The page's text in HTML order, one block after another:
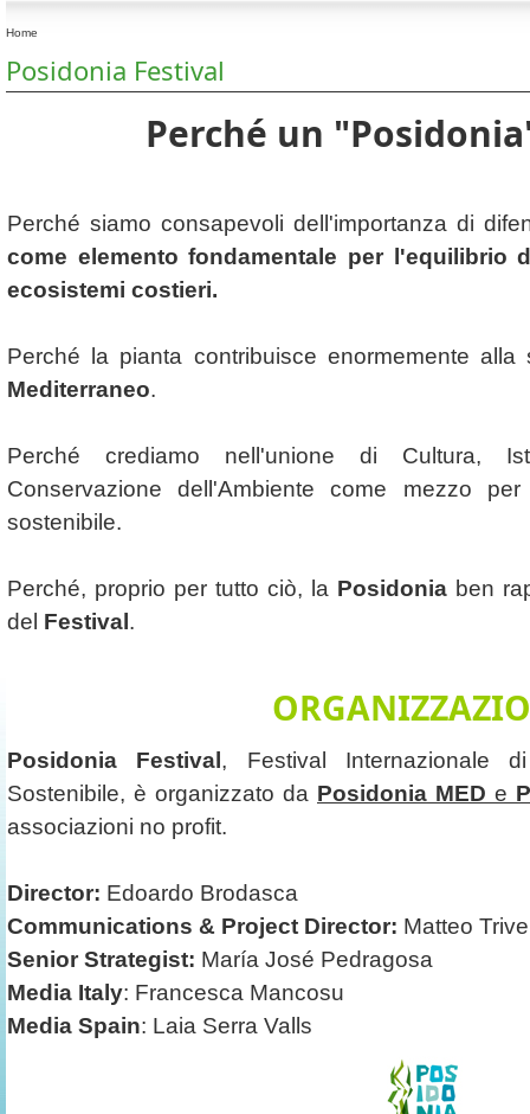
Home
Posidonia Festival
Perché un
Perché siamo consapevoli dell'importanza di
come elemento fondamentale per l'equilibrio
ecosistemi costieri.
Perché la pianta contribuisce enormemente
Mediterraneo.
Perché crediamo nell'unione di Cultura,
Conservazione dell'Ambiente come mezzo
sostenibile.
Perché, proprio per tutto ciò, la Posidonia ben
del Festival.
Posidonia Festival, Festival Internazionale
Sostenibile, è organizzato da Posidonia MED e
associazioni no profit.
Director: Edoardo Brodasca
Communications & Project Director: Matteo
Senior Strategist: María José Pedragosa
Media Italy: Francesca Mancosu
Media Spain: Laia Serra Valls